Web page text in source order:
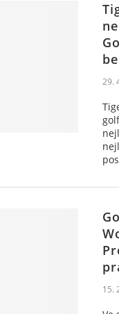
29.
15.